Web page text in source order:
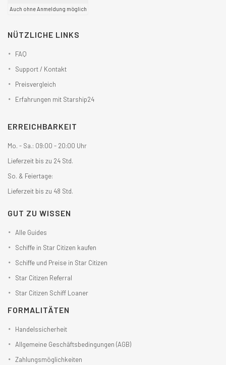
Auch ohne Anmeldung möglich
NÜTZLICHE LINKS
FAQ
Support / Kontakt
Preisvergleich
Erfahrungen mit Starship24
ERREICHBARKEIT
Mo. - Sa.: 09:00 - 20:00 Uhr
Lieferzeit bis zu 24 Std.
So. & Feiertage:
Lieferzeit bis zu 48 Std.
GUT ZU WISSEN
Alle Guides
Schiffe in Star Citizen kaufen
Schiffe und Preise in Star Citizen
Star Citizen Referral
Star Citizen Schiff Loaner
FORMALITÄTEN
Handelssicherheit
Allgemeine Geschäftsbedingungen (AGB)
Zahlungsmöglichkeiten